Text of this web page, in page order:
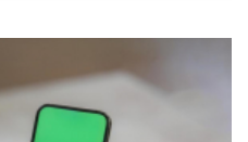
時止損」等實務需求。在這樣
務者，轉變為守護客戶個資與
詐、跨業合作、銀行防詐宣
板數據監控詐騙趨勢等多層機